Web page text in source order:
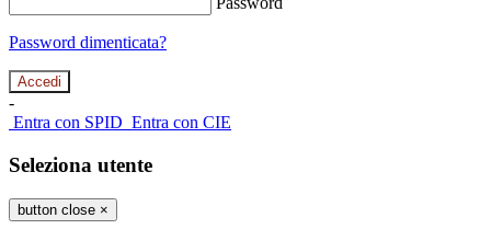
Password dimenticata?
-
Entra con SPID Entra con CIE
Seleziona utente
button close ×